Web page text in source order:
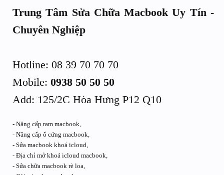
Trung Tâm Sửa Chữa Macbook Uy Tín -
Chuyên Nghiệp
Hotline: 08 39 70 70 70
Mobile: 0938 50 50 50
Add: 125/2C Hòa Hưng P12 Q10
- Nâng cấp ram macbook,
- Nâng cấp ổ cứng macbook,
- Sửa macbook khoá icloud,
- Địa chỉ mở khoá icloud macbook,
- Sửa chữa macbook rè loa,